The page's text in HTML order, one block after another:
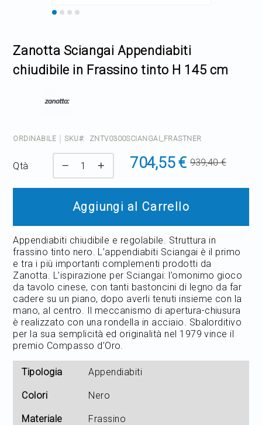
Outlet
beginning
of
the
gallery
Zanotta Sciangai Appendiabiti
chiudibile in Frassino tinto H 145 cm
ORDINABILE SKU ZNTV0300SCIANGAI_FRASTNER
Qtà 704,55 €
normale
939,40 €
Aggiungi al Carrello
Appendiabiti chiudibile e regolabile. Struttura in
frassino tinto nero. L’appendiabiti Sciangai è il primo
e tra i più importanti complementi prodotti da
Zanotta. L’ispirazione per Sciangai: l’omonimo gioco
da tavolo cinese, con tanti bastoncini di legno da far
cadere su un piano, dopo averli tenuti insieme con la
mano, al centro. Il meccanismo di apertura-chiusura
è realizzato con una rondella in acciaio. Sbalorditivo
per la sua semplicità ed originalità nel 1979 vince il
premio Compasso d’Oro.
Tipologia Appendiabiti
Colori Nero
Materiale Frassino